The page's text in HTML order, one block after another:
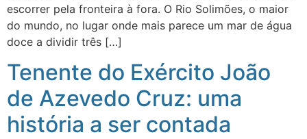
escorrer pela fronteira à fora. O Rio Solimões, o maior
do mundo, no lugar onde mais parece um mar de água
doce a dividir três […]
Tenente do Exército João
de Azevedo Cruz: uma
história a ser contada